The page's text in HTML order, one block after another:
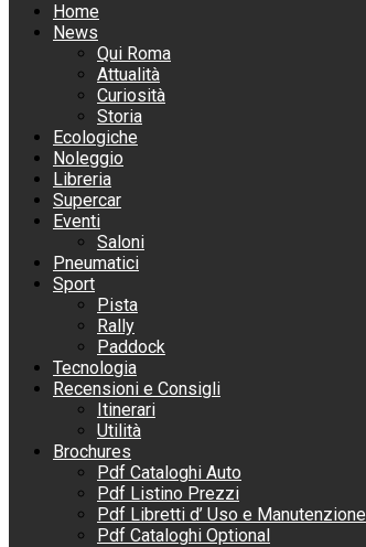
Home
News
Qui Roma
Attualità
Curiosità
Storia
Ecologiche
Noleggio
Libreria
Supercar
Eventi
Saloni
Pneumatici
Sport
Pista
Rally
Paddock
Tecnologia
Recensioni e Consigli
Itinerari
Utilità
Brochures
Pdf Cataloghi Auto
Pdf Listino Prezzi
Pdf Libretti d’ Uso e Manutenzione
Pdf Cataloghi Optional